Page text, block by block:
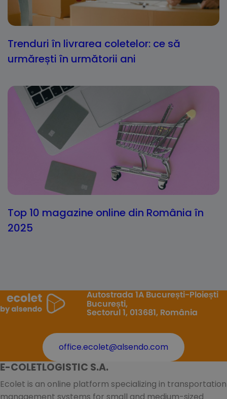
Trenduri în livrarea coletelor: ce să
urmărești în următorii ani
Top 10 magazine online din România în
2025
Autostrada 1A București-Ploiești
București,
Sectorul 1, 013681, România
office.ecolet@alsendo.com
E-COLETLOGISTIC S.A.
Ecolet is an online platform specializing in transportation